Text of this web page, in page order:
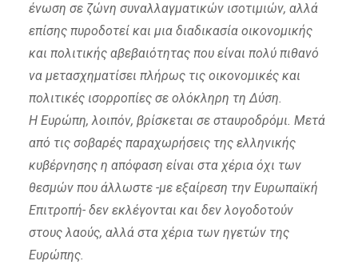
ένωση σε ζώνη συναλλαγματικών ισοτιμιών, αλλά
επίσης πυροδοτεί και μια διαδικασία οικονομικής
και πολιτικής αβεβαιότητας που είναι πολύ πιθανό
να μετασχηματίσει πλήρως τις οικονομικές και
πολιτικές ισορροπίες σε ολόκληρη τη Δύση.
Η Ευρώπη, λοιπόν, βρίσκεται σε σταυροδρόμι. Μετά
από τις σοβαρές παραχωρήσεις της ελληνικής
κυβέρνησης η απόφαση είναι στα χέρια όχι των
θεσμών που άλλωστε -με εξαίρεση την Ευρωπαϊκή
Επιτροπή- δεν εκλέγονται και δεν λογοδοτούν
στους λαούς, αλλά στα χέρια των ηγετών της
Ευρώπης.